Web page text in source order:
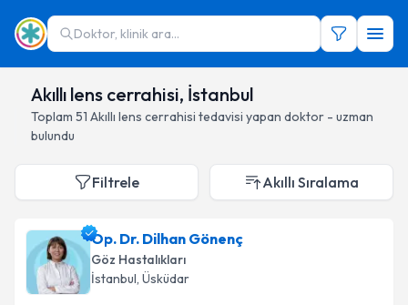
Doktor, klinik ara...
Akıllı lens cerrahisi, İstanbul
Toplam 51 Akıllı lens cerrahisi tedavisi yapan doktor - uzman
bulundu
Filtrele Akıllı Sıralama
Op. Dr. Dilhan Gönenç
Göz Hastalıkları
İstanbul, Üsküdar